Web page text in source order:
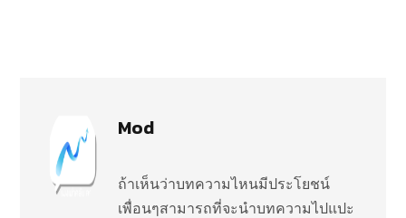
Mod
ถ้าเห็นว่าบทความไหนมีประโยชน์
เพื่อนๆสามารถที่จะนำบทความไปแปะ